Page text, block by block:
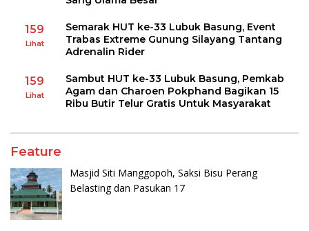
159
Lihat
Semarak HUT ke-33 Lubuk Basung, Event
Trabas Extreme Gunung Silayang Tantang
Adrenalin Rider
159
Lihat
Sambut HUT ke-33 Lubuk Basung, Pemkab
Agam dan Charoen Pokphand Bagikan 15
Ribu Butir Telur Gratis Untuk Masyarakat
Feature
Masjid Siti Manggopoh, Saksi Bisu Perang
Belasting dan Pasukan 17